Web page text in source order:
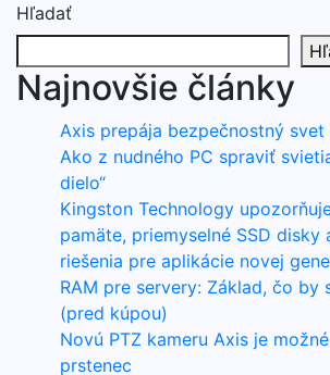
Hľadať
Najnovšie články
Axis prepája bezpečnostný svet
Ako z nudného PC spraviť
dielo“
Kingston Technology
pamäte, priemyselné SSD disky
riešenia pre aplikácie novej
RAM pre servery: Základ, čo by
(pred kúpou)
Novú PTZ kameru Axis je
prstenec